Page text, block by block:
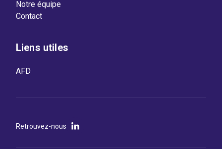
Notre équipe
Contact
Liens utiles
AFD
Retrouvez-nous